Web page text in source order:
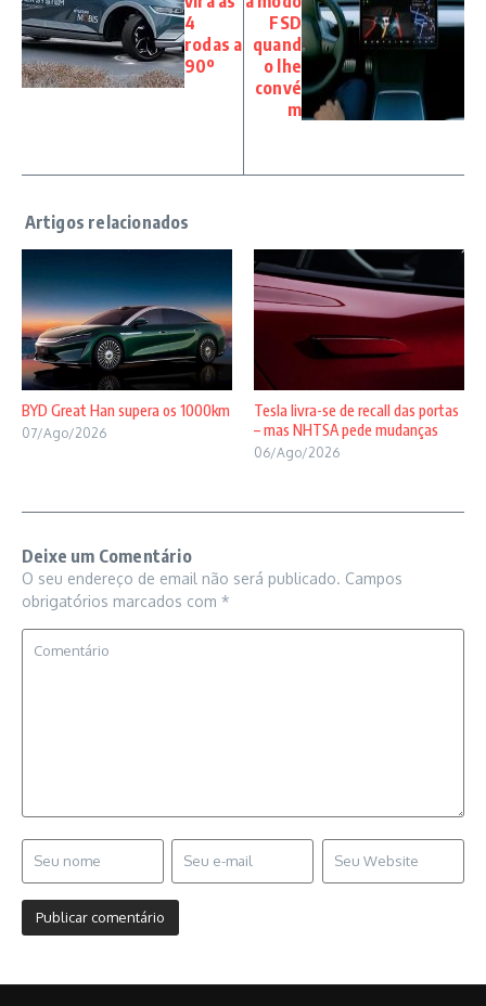
4
rodas a
90º
FSD
quand
o lhe
convé
m
BYD Great Han supera os 1000km
07/Ago/2026
Tesla livra-se de recall das portas
– mas NHTSA pede mudanças
06/Ago/2026
Deixe um Comentário
O seu endereço de email não será publicado. Campos
obrigatórios marcados com *